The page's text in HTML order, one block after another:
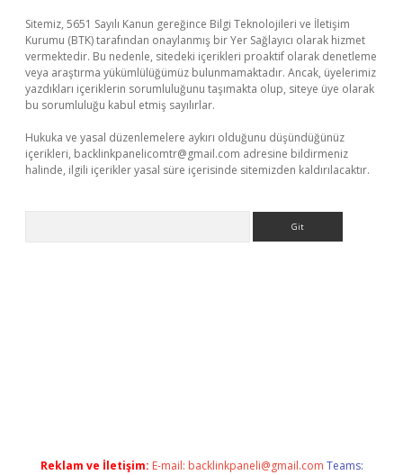
Sitemiz, 5651 Sayılı Kanun gereğince Bilgi Teknolojileri ve İletişim
Kurumu (BTK) tarafından onaylanmış bir Yer Sağlayıcı olarak hizmet
vermektedir. Bu nedenle, sitedeki içerikleri proaktif olarak denetleme
veya araştırma yükümlülüğümüz bulunmamaktadır. Ancak, üyelerimiz
yazdıkları içeriklerin sorumluluğunu taşımakta olup, siteye üye olarak
bu sorumluluğu kabul etmiş sayılırlar.
Hukuka ve yasal düzenlemelere aykırı olduğunu düşündüğünüz
içerikleri, backlinkpanelicomtr@gmail.com adresine bildirmeniz
halinde, ilgili içerikler yasal süre içerisinde sitemizden kaldırılacaktır.
Reklam ve İletişim: E-mail: backlinkpaneli@gmail.com Teams: